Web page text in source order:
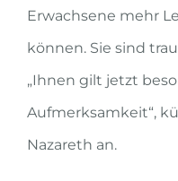
Erwachsene mehr
können. Sie sind
„Ihnen gilt jetzt
Aufmerksamkeit“,
Nazareth an.